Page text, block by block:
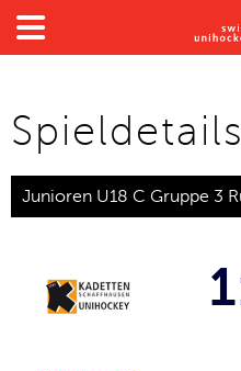

Spieldetails
Junioren U18 C Gruppe 3